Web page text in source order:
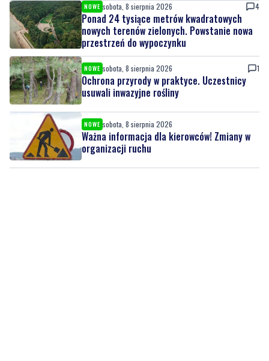
NOWE sobota, 8 sierpnia 2026 4
Ponad 24 tysiące metrów kwadratowych
nowych terenów zielonych. Powstanie nowa
przestrzeń do wypoczynku
NOWE sobota, 8 sierpnia 2026 1
Ochrona przyrody w praktyce. Uczestnicy
usuwali inwazyjne rośliny
NOWE sobota, 8 sierpnia 2026
Ważna informacja dla kierowców! Zmiany w
organizacji ruchu